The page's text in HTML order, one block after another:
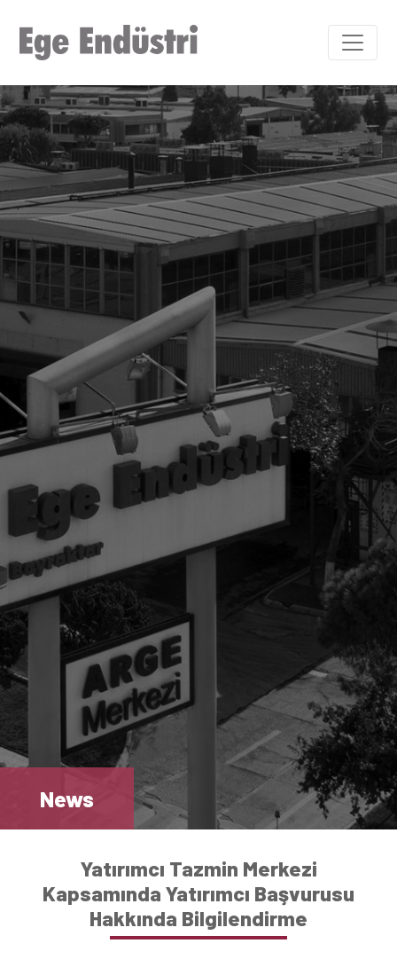
News
Yatırımcı Tazmin Merkezi
Kapsamında Yatırımcı Başvurusu
Hakkında Bilgilendirme